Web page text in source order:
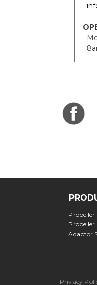
Propeller
Propeller
Adaptor
Privacy